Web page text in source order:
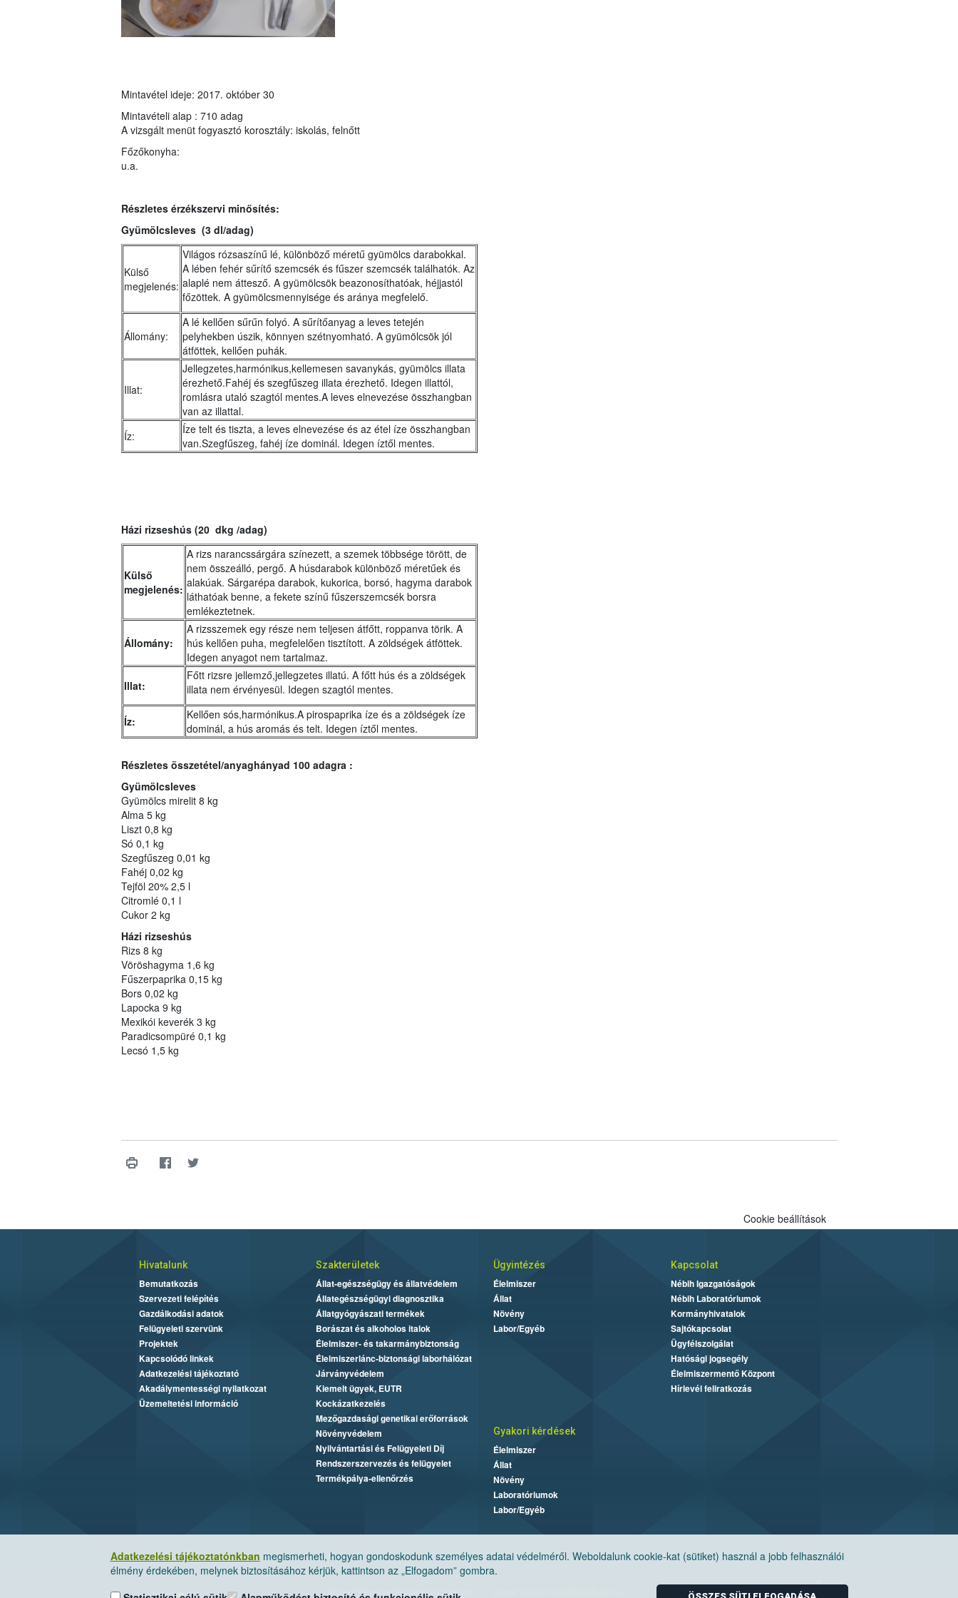
Mintavétel ideje: 2017. október 30
Mintavételi alap : 710 adag
A vizsgált menüt fogyasztó korosztály: iskolás, felnőtt
Főzőkonyha:
u.a.
Részletes érzékszervi minősítés:
Gyümölcsleves (3 dl/adag)
Külső
megjelenés:
Világos rózsaszínű lé, különböző méretű gyümölcs darabokkal.
A lében fehér sűrítő szemcsék és fűszer szemcsék találhatók. Az
alaplé nem áttesző. A gyümölcsök beazonosíthatóak, héjjastól
főzöttek. A gyümölcsmennyisége és aránya megfelelő.
Állomány:
A lé kellően sűrűn folyó. A sűrítőanyag a leves tetején
pelyhekben úszik, könnyen szétnyomható. A gyümölcsök jól
átföttek, kellően puhák.
Illat:
Jellegzetes,harmónikus,kellemesen savanykás, gyümölcs illata
érezhető.Fahéj és szegfűszeg illata érezhető. Idegen illattól,
romlásra utaló szagtól mentes.A leves elnevezése összhangban
van az illattal.
Íz:
Íze telt és tiszta, a leves elnevezése és az étel íze összhangban
van.Szegfűszeg, fahéj íze dominál. Idegen íztől mentes.
Házi rizseshús (20 dkg /adag)
Külső
megjelenés:
A rizs narancssárgára színezett, a szemek többsége törött, de
nem összeálló, pergő. A húsdarabok különböző méretűek és
alakúak. Sárgarépa darabok, kukorica, borsó, hagyma darabok
láthatóak benne, a fekete színű fűszerszemcsék borsra
emlékeztetnek.
Állomány:
A rizsszemek egy része nem teljesen átfőtt, roppanva törik. A
hús kellően puha, megfelelően tisztított. A zöldségek átföttek.
Idegen anyagot nem tartalmaz.
Illat:
Főtt rizsre jellemző,jellegzetes illatú. A főtt hús és a zöldségek
illata nem érvényesül. Idegen szagtól mentes.
Íz:
Kellően sós,harmónikus.A pirospaprika íze és a zöldségek íze
dominál, a hús aromás és telt. Idegen íztől mentes.
Részletes összetétel/anyaghányad 100 adagra :
Gyümölcsleves
Gyümölcs mirelit 8 kg
Alma 5 kg
Liszt 0,8 kg
Só 0,1 kg
Szegfűszeg 0,01 kg
Fahéj 0,02 kg
Tejföl 20% 2,5 l
Citromlé 0,1 l
Cukor 2 kg
Házi rizseshús
Rizs 8 kg
Vöröshagyma 1,6 kg
Fűszerpaprika 0,15 kg
Bors 0,02 kg
Lapocka 9 kg
Mexikói keverék 3 kg
Paradicsompüré 0,1 kg
Lecsó 1,5 kg
Adatkezelési tájékoztatónkban megismerheti, hogyan gondoskodunk személyes adatai védelméről. Weboldalunk cookie-kat (sütiket) használ a jobb felhasználói
élmény érdekében, melynek biztosításához kérjük, kattintson az „Elfogadom” gombra.
Cookie beállítások
Hivatalunk
Bemutatkozás
Szervezeti felépítés
Gazdálkodási adatok
Felügyeleti szervünk
Projektek
Kapcsolódó linkek
Adatkezelési tájékoztató
Akadálymentességi nyilatkozat
Üzemeltetési információ
Szakterületek
Állat-egészségügy és állatvédelem
Állategészségügyi diagnosztika
Állatgyógyászati termékek
Borászat és alkoholos italok
Élelmiszer- és takarmánybiztonság
Élelmiszerlánc-biztonsági laborhálózat
Járványvédelem
Kiemelt ügyek, EUTR
Kockázatkezelés
Mezőgazdasági genetikai erőforrások
Növényvédelem
Nyilvántartási és Felügyeleti Díj
Rendszerszervezés és felügyelet
Termékpálya-ellenőrzés
Ügyintézés
Élelmiszer
Állat
Növény
Labor/Egyéb
Kapcsolat
Nébih Igazgatóságok
Nébih Laboratóriumok
Kormányhivatalok
Sajtókapcsolat
Ügyfélszolgálat
Hatósági jogsegély
Élelmiszermentő Központ
Hírlevél feliratkozás
Gyakori kérdések
Élelmiszer
Állat
Növény
Laboratóriumok
Labor/Egyéb
Nemzeti Élelmiszerlánc-biztonsági Hivatal